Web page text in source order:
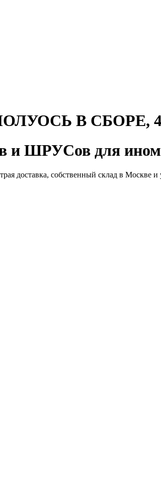
В СБОРЕ,
ШРУСов для
доставка, собственный склад в Москве